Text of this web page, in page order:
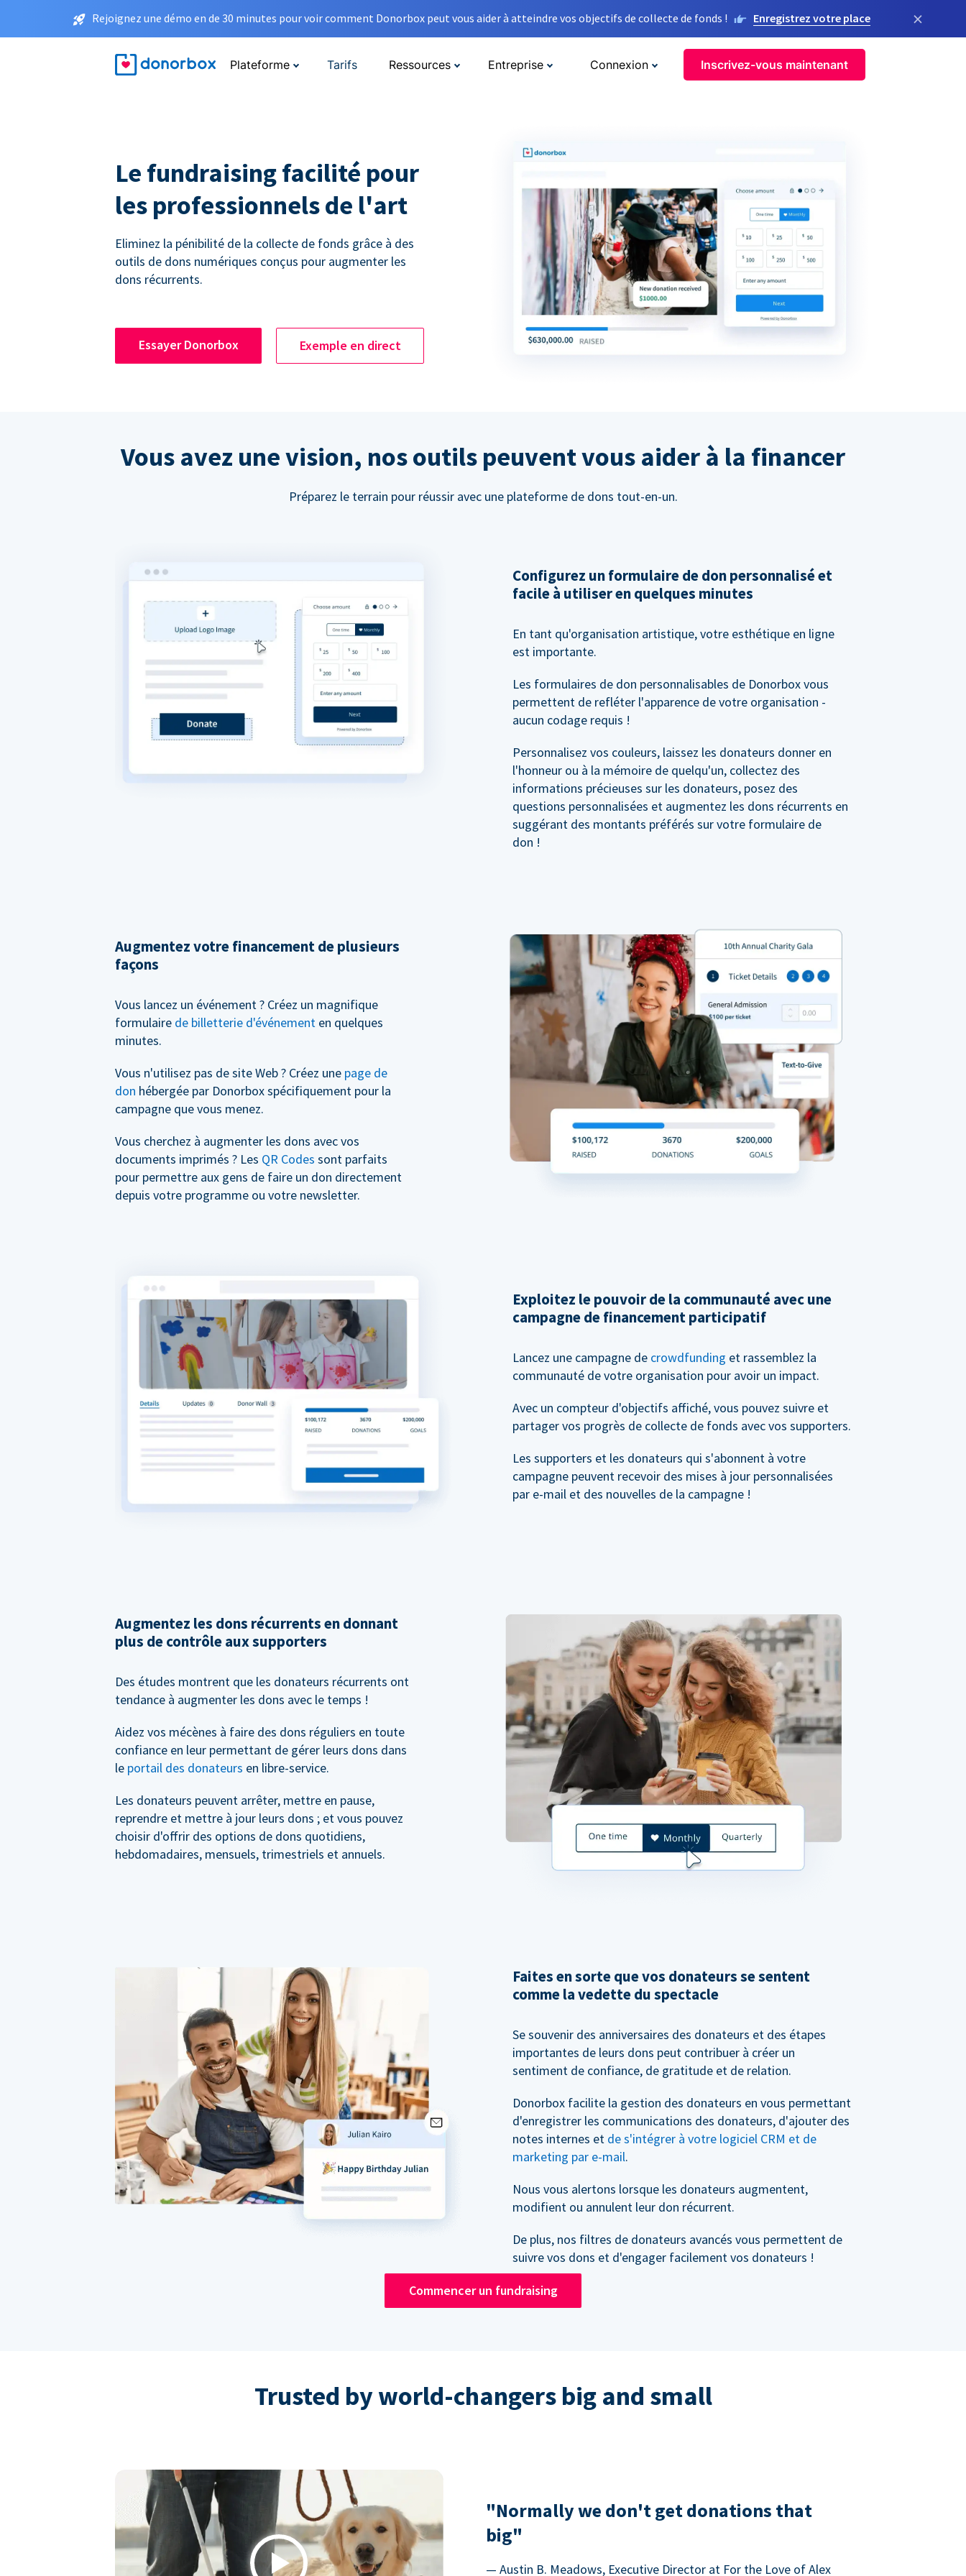
Rejoignez une démo en de 30 minutes pour voir comment Donorbox peut vous aider à atteindre vos objectifs de collecte de fonds ! Enregistrez votre place ×
Plateforme Tarifs Ressources Entreprise Connexion Inscrivez-vous maintenant
Le fundraising facilité pour
les professionnels de l'art
Eliminez la pénibilité de la collecte de fonds grâce à des
outils de dons numériques conçus pour augmenter les
dons récurrents.
Essayer Donorbox Exemple en direct
Vous avez une vision, nos outils peuvent vous aider à la financer
Préparez le terrain pour réussir avec une plateforme de dons tout-en-un.
Configurez un formulaire de don personnalisé et
facile à utiliser en quelques minutes
En tant qu'organisation artistique, votre esthétique en ligne
est importante.
Les formulaires de don personnalisables de Donorbox vous
permettent de refléter l'apparence de votre organisation -
aucun codage requis !
Personnalisez vos couleurs, laissez les donateurs donner en
l'honneur ou à la mémoire de quelqu'un, collectez des
informations précieuses sur les donateurs, posez des
questions personnalisées et augmentez les dons récurrents en
suggérant des montants préférés sur votre formulaire de
don !
Augmentez votre financement de plusieurs
façons
Vous lancez un événement ? Créez un magnifique
formulaire de billetterie d'événement en quelques
minutes.
Vous n'utilisez pas de site Web ? Créez une page de
don hébergée par Donorbox spécifiquement pour la
campagne que vous menez.
Vous cherchez à augmenter les dons avec vos
documents imprimés ? Les QR Codes sont parfaits
pour permettre aux gens de faire un don directement
depuis votre programme ou votre newsletter.
Exploitez le pouvoir de la communauté avec une
campagne de financement participatif
Lancez une campagne de crowdfunding et rassemblez la
communauté de votre organisation pour avoir un impact.
Avec un compteur d'objectifs affiché, vous pouvez suivre et
partager vos progrès de collecte de fonds avec vos supporters.
Les supporters et les donateurs qui s'abonnent à votre
campagne peuvent recevoir des mises à jour personnalisées
par e-mail et des nouvelles de la campagne !
Augmentez les dons récurrents en donnant
plus de contrôle aux supporters
Des études montrent que les donateurs récurrents ont
tendance à augmenter les dons avec le temps !
Aidez vos mécènes à faire des dons réguliers en toute
confiance en leur permettant de gérer leurs dons dans
le portail des donateurs en libre-service.
Les donateurs peuvent arrêter, mettre en pause,
reprendre et mettre à jour leurs dons ; et vous pouvez
choisir d'offrir des options de dons quotidiens,
hebdomadaires, mensuels, trimestriels et annuels.
Faites en sorte que vos donateurs se sentent
comme la vedette du spectacle
Se souvenir des anniversaires des donateurs et des étapes
importantes de leurs dons peut contribuer à créer un
sentiment de confiance, de gratitude et de relation.
Donorbox facilite la gestion des donateurs en vous permettant
d'enregistrer les communications des donateurs, d'ajouter des
notes internes et de s'intégrer à votre logiciel CRM et de
marketing par e-mail.
Nous vous alertons lorsque les donateurs augmentent,
modifient ou annulent leur don récurrent.
De plus, nos filtres de donateurs avancés vous permettent de
suivre vos dons et d'engager facilement vos donateurs !
Commencer un fundraising
Trusted by world-changers big and small
Play
"Normally we don't get donations that
big"
— Austin B. Meadows, Executive Director at For the Love of Alex